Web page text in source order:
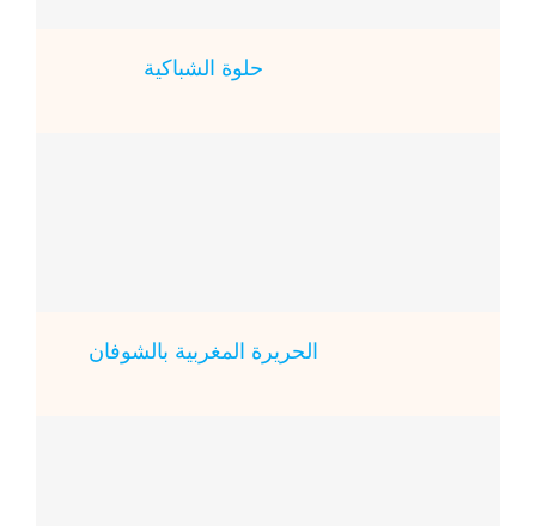
حلوة الشباكية
الحريرة المغربية بالشوفان